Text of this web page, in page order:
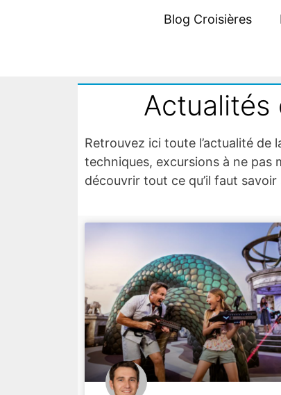
Blog Croisières
Actualités
Retrouvez ici toute l’actualité
techniques, excursions à ne
découvrir tout ce qu’il faut savoir